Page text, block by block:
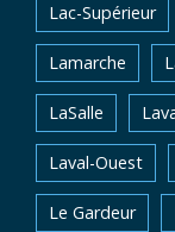
Lac-Supérieur
Lamarche
LaSalle
Laval-Ouest
Le Gardeur